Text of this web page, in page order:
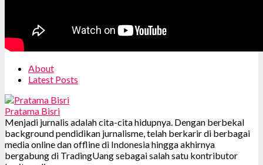
About
Latest Posts
Pratama Bisri
Menjadi jurnalis adalah cita-cita hidupnya. Dengan berbekal
background pendidikan jurnalisme, telah berkarir di berbagai
media online dan offline di Indonesia hingga akhirnya
bergabung di TradingUang sebagai salah satu kontributor